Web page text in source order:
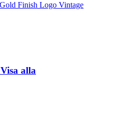
Finish Logo Vintage
Visa alla